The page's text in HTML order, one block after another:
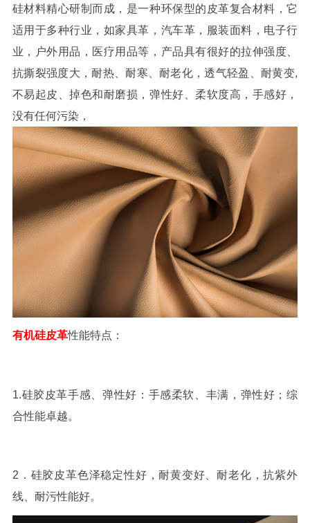
硅材料精心研制而成，是一种环保型的皮革复合材料，它
适用于多种行业，如家具革，汽车革，服装面料，电子行
业，户外用品，医疗用品等，产品具有很好的拉伸强度、
抗撕裂强度大，耐热、耐寒、耐老化，透气轻盈、耐黄变,
不易起皮、掉色和耐磨损，弹性好、柔软度高，手感好，
没有任何污染，
有机硅皮革性能特点：
1.硅胶皮革手感、弹性好：手感柔软、丰满，弹性好；综
合性能卓越。
2．硅胶皮革色泽稳定性好，耐黄变好、耐老化，抗紫外
线、耐污性能好。